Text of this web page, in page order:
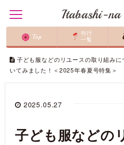
t
o
l
e
n
a
a
t
n
Itabashi-na
Top
刊行
一覧
ホーム/ イタバシーナ/ イタ
子ども服などのリユースの取り組み
いてみました！＜2025年春夏号特集＞
2025.05.27
子ども服などの